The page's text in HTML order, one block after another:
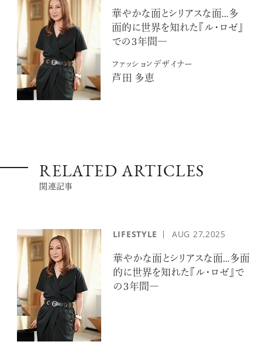
華やかな面とシリアスな面…多
面的に世界を知れた『ル・ロゼ』
での３年間―
ファッションデザイナー
芦田 多恵
RELATED ARTICLES
関連記事
LIFESTYLE AUG 27,2025
華やかな面とシリアスな面…多面
的に世界を知れた『ル・ロゼ』で
の３年間―